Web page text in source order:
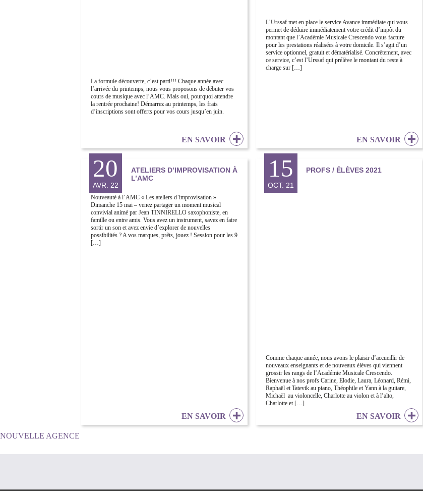
La formule découverte, c’est parti!!! Chaque année avec
l’arrivée du printemps, nous vous proposons de débuter vos
cours de musique avec l’AMC. Mais oui, pourquoi attendre
la rentrée prochaine! Démarrez au printemps, les frais
d’inscriptions sont offerts pour vos cours jusqu’en juin.
EN SAVOIR
L’Urssaf met en place le service Avance immédiate qui vous
permet de déduire immédiatement votre crédit d’impôt du
montant que l’Académie Musicale Crescendo vous facture
pour les prestations réalisées à votre domicile. Il s’agit d’un
service optionnel, gratuit et dématérialisé. Concrètement, avec
ce service, c’est l’Urssaf qui prélève le montant du reste à
charge sur […]
EN SAVOIR
20
AVR. 22
ATELIERS D’IMPROVISATION À
L’AMC
Nouveauté à l’AMC « Les ateliers d’improvisation »
Dimanche 15 mai – venez partager un moment musical
convivial animé par Jean TINNIRELLO saxophoniste, en
famille ou entre amis. Vous avez un instrument, savez en faire
sortir un son et avez envie d’explorer de nouvelles
possibilités ? A vos marques, prêts, jouez ! Session pour les 9
[…]
EN SAVOIR
15
OCT. 21
PROFS / ÉLÈVES 2021
Comme chaque année, nous avons le plaisir d’accueillir de
nouveaux enseignants et de nouveaux élèves qui viennent
grossir les rangs de l’Académie Musicale Crescendo.
Bienvenue à nos profs Carine, Elodie, Laura, Léonard, Rémi,
Raphaël et Tatevik au piano, Théophile et Yann à la guitare,
Michaël au violoncelle, Charlotte au violon et à l’alto,
Charlotte et […]
EN SAVOIR
NAVIGATION
NOUVELLE AGENCE